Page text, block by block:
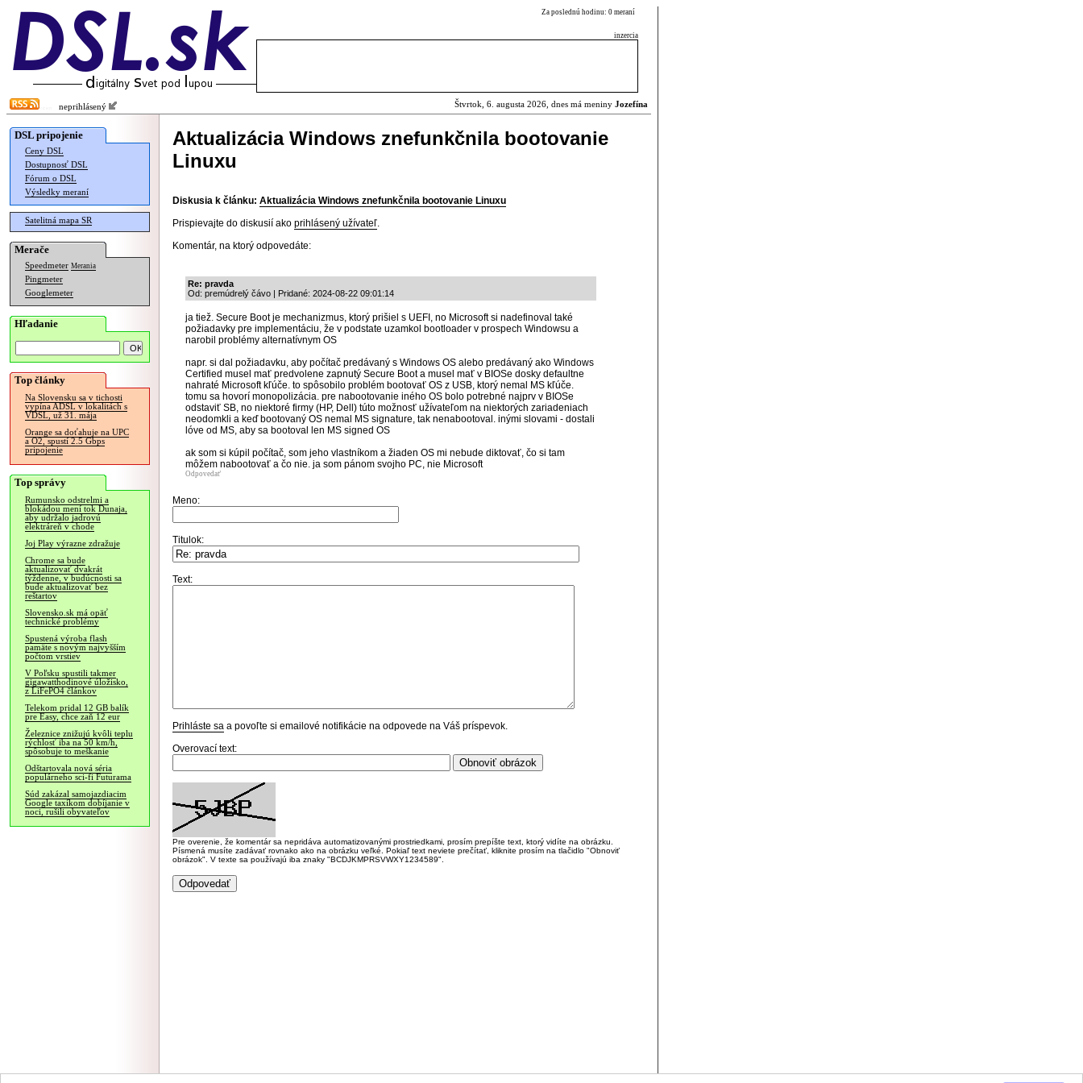
Za poslednú hodinu: 0 meraní
inzercia
neprihlásený Štvrtok, 6. augusta 2026, dnes má meniny Jozefína
DSL pripojenie
Ceny DSL
Dostupnosť DSL
Fórum o DSL
Výsledky meraní
Satelitná mapa SR
Merače
Speedmeter Merania
Pingmeter
Googlemeter
Hľadanie
Top články
Na Slovensku sa v tichosti
vypína ADSL v lokalitách s
VDSL, už 31. mája
Orange sa doťahuje na UPC
a O2, spustí 2.5 Gbps
pripojenie
Top správy
Rumunsko odstrelmi a
blokádou mení tok Dunaja,
aby udržalo jadrovú
elektráreň v chode
Joj Play výrazne zdražuje
Chrome sa bude
aktualizovať dvakrát
týždenne, v budúcnosti sa
bude aktualizovať bez
reštartov
Slovensko.sk má opäť
technické problémy
Spustená výroba flash
pamäte s novým najvyšším
počtom vrstiev
V Poľsku spustili takmer
gigawatthodinové úložisko,
z LiFePO4 článkov
Telekom pridal 12 GB balík
pre Easy, chce zaň 12 eur
Železnice znižujú kvôli teplu
rýchlosť iba na 50 km/h,
spôsobuje to meškanie
Odštartovala nová séria
populárneho sci-fi Futurama
Súd zakázal samojazdiacim
Google taxíkom dobíjanie v
noci, rušili obyvateľov
Aktualizácia Windows znefunkčnila bootovanie
Linuxu
Diskusia k článku: Aktualizácia Windows znefunkčnila bootovanie Linuxu
Prispievajte do diskusií ako prihlásený užívateľ.
Komentár, na ktorý odpovedáte:
Re: pravda
Od: premúdrelý čávo | Pridané: 2024-08-22 09:01:14
ja tiež. Secure Boot je mechanizmus, ktorý prišiel s UEFI, no Microsoft si nadefinoval také
požiadavky pre implementáciu, že v podstate uzamkol bootloader v prospech Windowsu a
narobil problémy alternatívnym OS
napr. si dal požiadavku, aby počítač predávaný s Windows OS alebo predávaný ako Windows
Certified musel mať predvolene zapnutý Secure Boot a musel mať v BIOSe dosky defaultne
nahraté Microsoft kľúče. to spôsobilo problém bootovať OS z USB, ktorý nemal MS kľúče.
tomu sa hovorí monopolizácia. pre nabootovanie iného OS bolo potrebné najprv v BIOSe
odstaviť SB, no niektoré firmy (HP, Dell) túto možnosť užívateľom na niektorých zariadeniach
neodomkli a keď bootovaný OS nemal MS signature, tak nenabootoval. inými slovami - dostali
lóve od MS, aby sa bootoval len MS signed OS
ak som si kúpil počítač, som jeho vlastníkom a žiaden OS mi nebude diktovať, čo si tam
môžem nabootovať a čo nie. ja som pánom svojho PC, nie Microsoft
Odpovedať
Meno:
Titulok:
Text:
Prihláste sa a povoľte si emailové notifikácie na odpovede na Váš príspevok.
Overovací text:
Pre overenie, že komentár sa nepridáva automatizovanými prostriedkami, prosím prepíšte text, ktorý vidíte na obrázku.
Písmená musíte zadávať rovnako ako na obrázku veľké. Pokiaľ text neviete prečítať, kliknite prosím na tlačidlo "Obnoviť
obrázok". V texte sa používajú iba znaky "BCDJKMPRSVWXY1234589".